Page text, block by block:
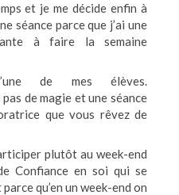
et je me décide enfin à
séance parce que j’ai une
à faire la semaine
de mes élèves.
de magie et une séance
que vous rêvez de
plutôt au week-end
Confiance en soi qui se
qu’en un week-end on